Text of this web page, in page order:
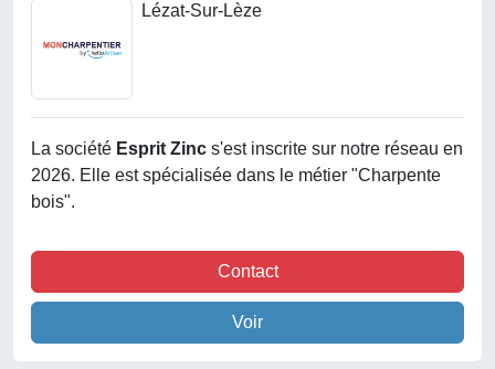
Lézat-Sur-Lèze
La société Esprit Zinc s'est inscrite sur notre réseau en
2026. Elle est spécialisée dans le métier "Charpente
bois".
Contact
Voir